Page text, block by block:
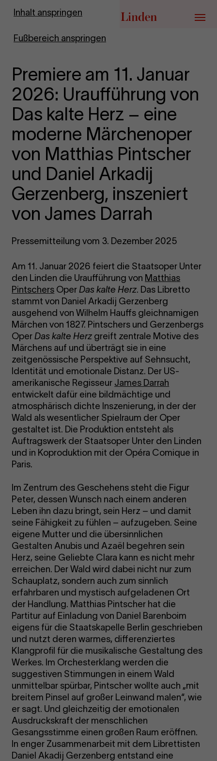
Inhalt anspringen
Fußbereich anspringen
Zur Startseite
Menü
Premiere am 11. Januar
2026: Uraufführung von
Das kalte Herz – eine
moderne Märchenoper
von Matthias Pintscher
und Daniel Arkadij
Gerzenberg, inszeniert
von James Darrah
Pressemitteilung vom 3. Dezember 2025
Am 11. Januar 2026 feiert die Staatsoper Unter
den Linden die Uraufführung von Matthias
Pintschers Oper Das kalte Herz. Das Libretto
stammt von Daniel Arkadij Gerzenberg
ausgehend von Wilhelm Hauffs gleichnamigen
Märchen von 1827. Pintschers und Gerzenbergs
Oper Das kalte Herz greift zentrale Motive des
Märchens auf und überträgt sie in eine
zeitgenössische Perspektive auf Sehnsucht,
Identität und emotionale Distanz. Der US-
amerikanische Regisseur James Darrah
entwickelt dafür eine bildmächtige und
atmosphärisch dichte Inszenierung, in der der
Wald als wesentlicher Spielraum der Oper
gestaltet ist. Die Produktion entsteht als
Auftragswerk der Staatsoper Unter den Linden
und in Koproduktion mit der Opéra Comique in
Paris.
Im Zentrum des Geschehens steht die Figur
Peter, dessen Wunsch nach einem anderen
Leben ihn dazu bringt, sein Herz – und damit
seine Fähigkeit zu fühlen – aufzugeben. Seine
eigene Mutter und die übersinnlichen
Gestalten Anubis und Azaël begehren sein
Herz, seine Geliebte Clara kann es nicht mehr
erreichen. Der Wald wird dabei nicht nur zum
Schauplatz, sondern auch zum sinnlich
erfahrbaren und mystisch aufgeladenen Ort
der Handlung. Matthias Pintscher hat die
Partitur auf Einladung von Daniel Barenboim
eigens für die Staatskapelle Berlin geschrieben
und nutzt deren warmes, differenziertes
Klangprofil für die musikalische Gestaltung des
Werkes. Im Orchesterklang werden die
suggestiven Stimmungen in einem Wald
unmittelbar spürbar, Pintscher wollte auch „mit
breitem Pinsel auf großer Leinwand malen“, wie
er sagt. Und gleichzeitig der emotionalen
Ausdruckskraft der menschlichen
Gesangsstimme einen großen Raum eröffnen.
In enger Zusammenarbeit mit dem Librettisten
Daniel Akadij Gerzenberg entstand eine